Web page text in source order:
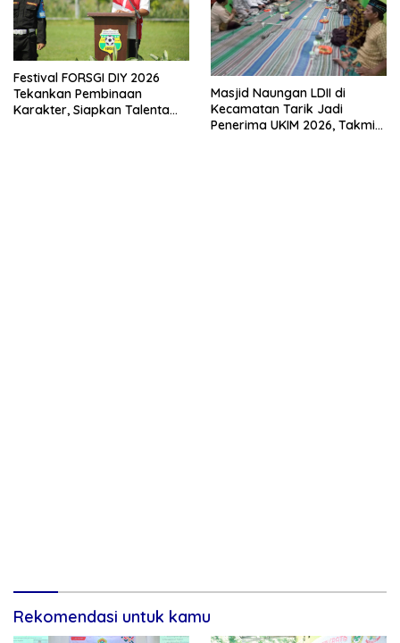
Festival FORSGI DIY 2026
Tekankan Pembinaan
Karakter, Siapkan Talenta
Masjid Naungan LDII di
Kecamatan Tarik Jadi
Penerima UKIM 2026, Takmir
Rekomendasi untuk kamu